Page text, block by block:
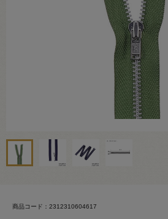
商品コード：2312310604617